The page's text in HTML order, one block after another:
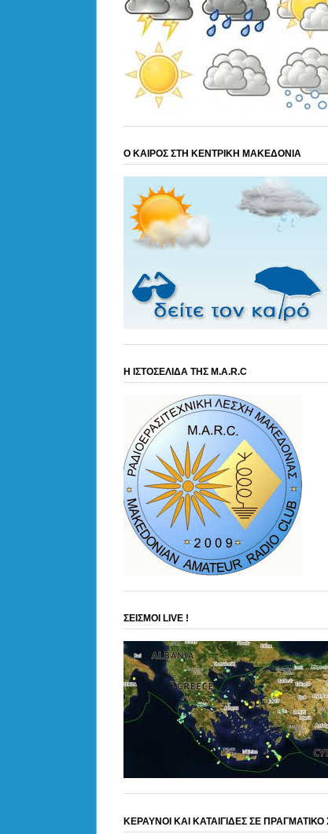
Ο ΚΑΙΡΟΣ ΣΤΗ ΚΕΝΤΡΙΚΗ ΜΑΚΕΔΟΝΙΑ
Η ΙΣΤΟΣΕΛΙΔΑ ΤΗΣ M.A.R.C
ΣΕΙΣΜΟΙ LIVE !
ΚΕΡΑΥΝΟΙ ΚΑΙ ΚΑΤΑΙΓΙΔΕΣ ΣΕ